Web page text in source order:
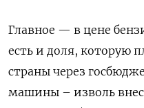
Главное — в цене
есть и доля, которую
страны через
машины – изволь